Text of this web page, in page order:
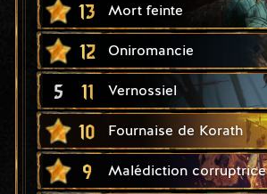
13 Mort feinte
12 Oniromancie
5 11 Vernossiel
10 Fournaise de Korath
9 Malédiction corruptrice